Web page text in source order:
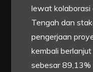
lewat kolaborasi
Tengah dan
pengerjaan
kembali
sebesar 89,13%